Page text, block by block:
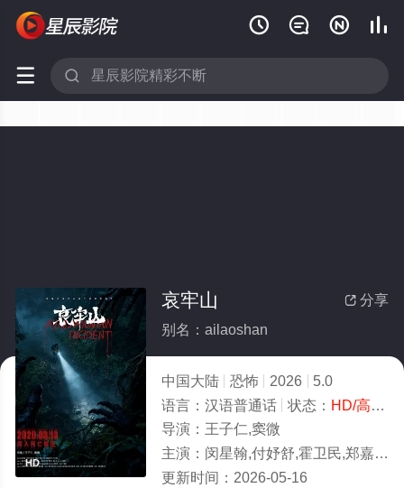
   
 
HD
 分享
哀牢山
别名：ailaoshan
中国大陆 恐怖 2026
5.0
语言： 汉语普通话 状态： HD/高清
导演： 王子仁,窦微
主演： 闵星翰,付妤舒,霍卫民,郑嘉廷,索微,王硕,梁晶晶,赵天戈
更新时间： 2026-05-16